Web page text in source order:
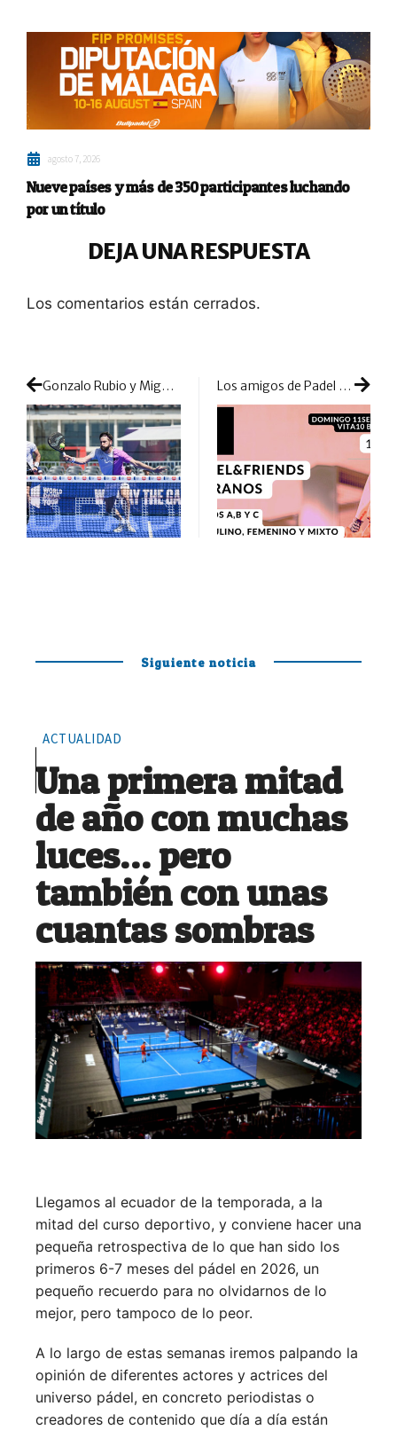
agosto 7, 2026
Nueve países y más de 350 participantes luchando
por un título
DEJA UNA RESPUESTA
Los comentarios están cerrados.
Gonzalo Rubio y Miguel Benítez sobreviven en Cascais con el modo remontada encendido Los amigos de Padel & Friends te invitan a competir en la pista y a conseguir llevarte un premio extra
Siguiente noticia
ACTUALIDAD
Una primera mitad
de año con muchas
luces… pero
también con unas
cuantas sombras
Llegamos al ecuador de la temporada, a la
mitad del curso deportivo, y conviene hacer una
pequeña retrospectiva de lo que han sido los
primeros 6-7 meses del pádel en 2026, un
pequeño recuerdo para no olvidarnos de lo
mejor, pero tampoco de lo peor.
A lo largo de estas semanas iremos palpando la
opinión de diferentes actores y actrices del
universo pádel, en concreto periodistas o
creadores de contenido que día a día están